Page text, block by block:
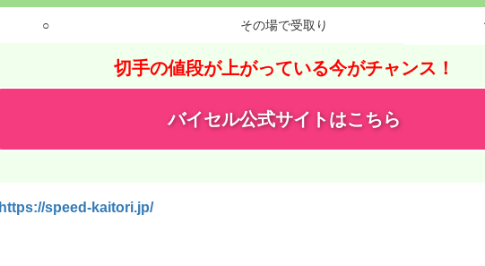
○ その場で受取り
切手の値段が上がっている今がチャンス！
バイセル公式サイトはこちら
https://speed-kaitori.jp/